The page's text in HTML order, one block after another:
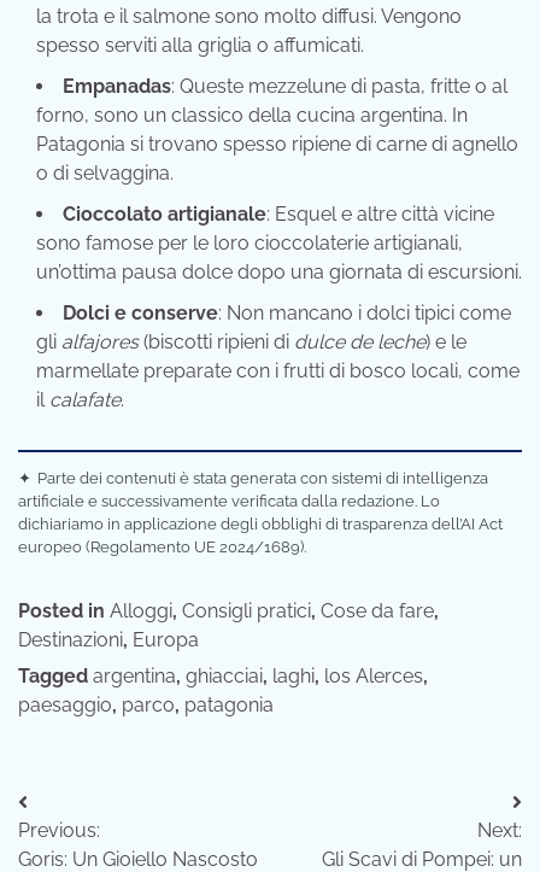
la trota e il salmone sono molto diffusi. Vengono
spesso serviti alla griglia o affumicati.
Empanadas: Queste mezzelune di pasta, fritte o al
forno, sono un classico della cucina argentina. In
Patagonia si trovano spesso ripiene di carne di agnello
o di selvaggina.
Cioccolato artigianale: Esquel e altre città vicine
sono famose per le loro cioccolaterie artigianali,
un’ottima pausa dolce dopo una giornata di escursioni.
Dolci e conserve: Non mancano i dolci tipici come
gli alfajores(biscotti ripieni di dulce de leche) e le
marmellate preparate con i frutti di bosco locali, come
il calafate.
✦ Parte dei contenuti è stata generata con sistemi di intelligenza
artificiale e successivamente verificata dalla redazione. Lo
dichiariamo in applicazione degli obblighi di trasparenza dell’AI Act
europeo (Regolamento UE 2024/1689).
Posted in Alloggi, Consigli pratici, Cose da fare,
Destinazioni, Europa
Tagged argentina, ghiacciai, laghi, los Alerces,
paesaggio, parco, patagonia
Navigazione
articoli
Previous:
Goris: Un Gioiello Nascosto
Next:
Gli Scavi di Pompei: un